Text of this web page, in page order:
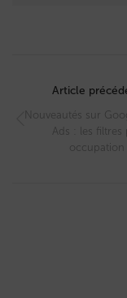
navigation
Article
Nouveautés sur
Ads : les filtres
occupation